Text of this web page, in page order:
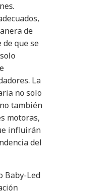
de
que se
La
no solo
también
motoras,
influirán
del
Baby-Led